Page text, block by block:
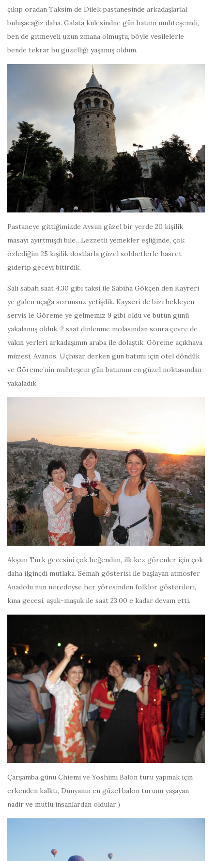
çıkıp oradan Taksim de Dilek pastanesinde arkadaşlarlal
buluşacağız daha. Galata kulesindne gün batımı muhteşemdi,
ben de gitmeyeli uzun zmana olmuştu, böyle vesilelerle
bende tekrar bu güzelliği yaşamış oldum.
Pastaneye gittiğimizde Aysun güzel bir yerde 20 kişilik
masayı ayırtmışdı bile…Lezzetli yemekler eşliğinde, çok
özlediğim 25 kişilik dostlarla güzel sohbetlerle hasret
giderip geceyi bitirdik.
Salı sabah saat 4.30 gibi taksi ile Sabiha Gökçen den Kayreri
ye giden uçağa sorunsuz yetişdik. Kayseri de bizi bekleyen
servis le Göreme ye gelmemiz 9 gibi oldu ve bütün günü
yakalamış olduk. 2 saat dinlenme molasından sonra çevre de
yakın yerleri arkadaşımın araba ile dolaştık. Göreme açıkhava
müzesi, Avanos, Uçhisar derken gün batımı için otel döndük
ve Göreme’nin muhteşem gün batımını en güzel noktasından
yakaladık.
Akşam Türk gecesini çok beğendim, ilk kez görenler için çok
daha ilginçdi mutlaka. Semah gösterisi ile başlayan atmosfer
Anadolu nun neredeyse her yöresinden folklor gösterileri,
kına gecesi, aşuk-maşuk ile saat 23.00 e kadar devam etti.
Çarşamba günü Chiemi ve Yoshimi Balon turu yapmak için
erkenden kalktı, Dünyanın en güzel balon turunu yaşayan
nadir ve mutlu insanlardan oldular:)